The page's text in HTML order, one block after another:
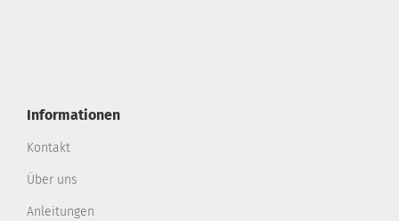
Informationen
Kontakt
Über uns
Anleitungen